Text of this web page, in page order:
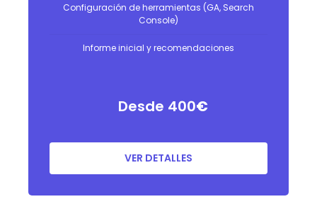
Configuración de herramientas (GA, Search
Console)
Informe inicial y recomendaciones
Desde 400€
VER DETALLES